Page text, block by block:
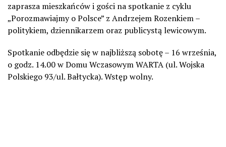
zaprasza mieszkańców i gości na spotkanie z cyklu
„Porozmawiajmy o Polsce” z Andrzejem Rozenkiem –
politykiem, dziennikarzem oraz publicystą lewicowym.
Spotkanie odbędzie się w najbliższą sobotę – 16 września,
o godz. 14.00 w Domu Wczasowym WARTA (ul. Wojska
Polskiego 93/ul. Bałtycka). Wstęp wolny.